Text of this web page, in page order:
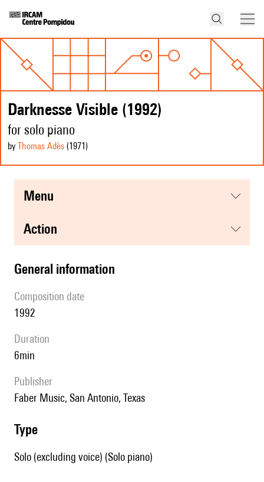
Darknesse Visible (1992)
for solo piano
by Thomas Adès (1971 )
menu
action
general information
composition date
1992
duration
6min
publisher
Faber Music, San Antonio, Texas
type
Solo (excluding voice) (Solo piano)